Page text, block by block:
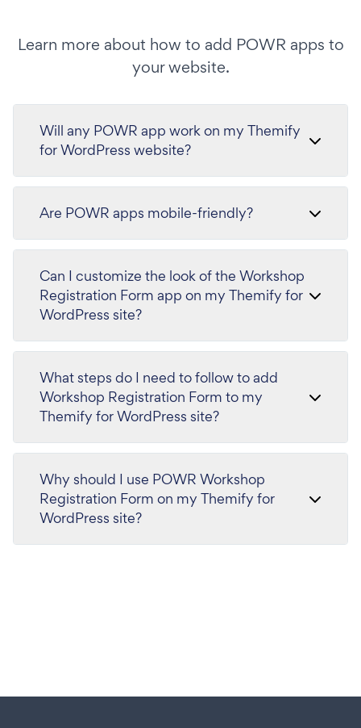
Learn more about how to add POWR apps to
your website.
Will any POWR app work on my Themify
for WordPress website?
Are POWR apps mobile-friendly?
Can I customize the look of the Workshop
Registration Form app on my Themify for
WordPress site?
What steps do I need to follow to add
Workshop Registration Form to my
Themify for WordPress site?
Why should I use POWR Workshop
Registration Form on my Themify for
WordPress site?